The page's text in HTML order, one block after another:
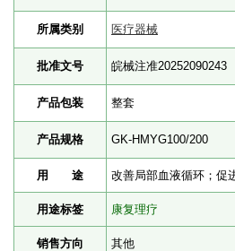
所属类别 医疗器械
批准文号 皖械注准20252090243
产品包装 整套
产品规格 GK-HMYG100/200
用 途 改善局部血液循环；促
用途标签 康复理疗
销售方向 其他